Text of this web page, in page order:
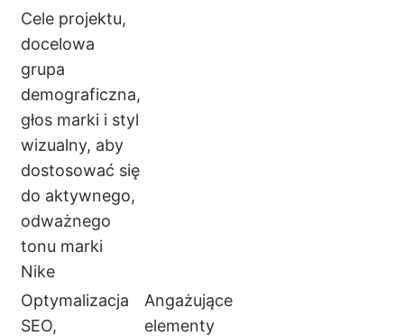
Cele projektu,
docelowa
grupa
demograficzna,
głos marki i styl
wizualny, aby
dostosować się
do aktywnego,
odważnego
tonu marki
Nike
Optymalizacja
SEO,
Angażujące
elementy